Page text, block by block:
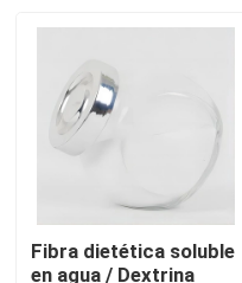
Fibra dietética soluble
en agua / Dextrina